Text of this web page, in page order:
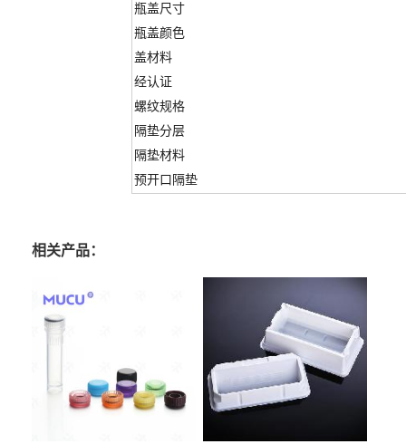
瓶盖尺寸
瓶盖颜色
盖材料
经认证
螺纹规格
隔垫分层
隔垫材料
预开口隔垫
相关产品：